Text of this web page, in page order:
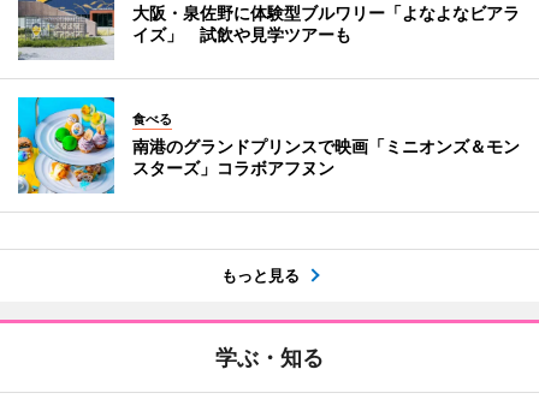
大阪・泉佐野に体験型ブルワリー「よなよなビアラ
イズ」 試飲や見学ツアーも
食べる
南港のグランドプリンスで映画「ミニオンズ＆モン
スターズ」コラボアフヌン
もっと見る
学ぶ・知る